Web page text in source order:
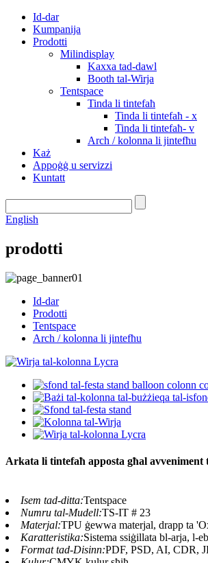
Id-dar
Kumpanija
Prodotti
Milindisplay
Kaxxa tad-dawl
Booth tal-Wirja
Tentspace
Tinda li tintefaħ
Tinda li tintefaħ - x
Tinda li tintefaħ- v
Arch / kolonna li jintefħu
Każ
Appoġġ u servizzi
Kuntatt
English
prodotti
Id-dar
Prodotti
Tentspace
Arch / kolonna li jintefħu
Arkata li tintefaħ apposta għal avveniment
Isem tad-ditta:Tentspace
Numru tal-Mudell:TS-IT # 23
Materjal:TPU ġewwa materjal, drapp ta
Karatteristika:Sistema ssiġillata bl-arja, l-
Format tad-Disinn:PDF, PSD, AI, CDR,